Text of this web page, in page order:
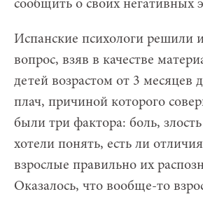
сообщить о своих негативных
Испанские психологи решили
вопрос, взяв в качестве
детей возрастом от 3 месяцев
плач, причиной которого
были три фактора: боль,
хотели понять, есть ли
взрослые правильно их
Оказалось, что вообще-то